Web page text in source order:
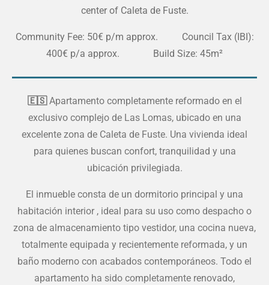
center of Caleta de Fuste.
Community Fee: 50€ p/m approx. Council Tax (IBI):
400€ p/a approx. Build Size: 45m²
🇪🇸Apartamento completamente reformado en el
exclusivo complejo de Las Lomas, ubicado en una
excelente zona de Caleta de Fuste. Una vivienda ideal
para quienes buscan confort, tranquilidad y una
ubicación privilegiada.
El inmueble consta de un dormitorio principal y una
habitación interior , ideal para su uso como despacho o
zona de almacenamiento tipo vestidor, una cocina nueva,
totalmente equipada y recientemente reformada, y un
baño moderno con acabados contemporáneos. Todo el
apartamento ha sido completamente renovado,